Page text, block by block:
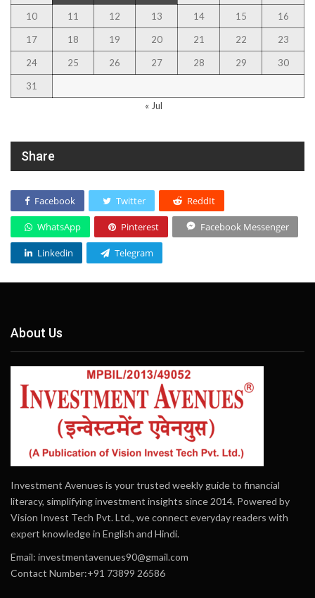
10 11 12 13 14 15 16
17 18 19 20 21 22 23
24 25 26 27 28 29 30
31
« Jul
Share
Facebook Twitter ReddIt
WhatsApp Pinterest Facebook Messenger
Linkedin Telegram
About Us
Investment Avenues is your trusted weekly guide to financial
literacy, simplifying investment insights since 2014. Powered by
Vision Invest Tech Pvt. Ltd., we connect everyday readers with
expert knowledge in English and Hindi.
Email: investmentavenues90@gmail.com
Contact Number:+91 73899 26586